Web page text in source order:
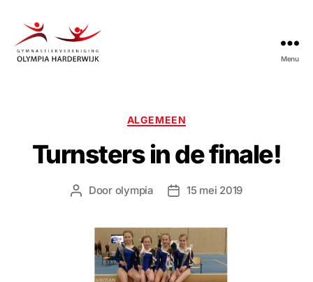
Menu
Categorieën
ALGEMEEN
Turnsters in de finale!
Berichtauteur
Door olympia Berichtdatum
15 mei 2019